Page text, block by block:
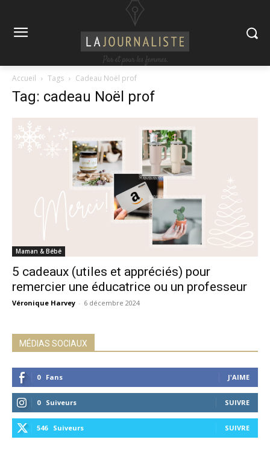
Accueil Tags Cadeau Noël prof
Tag: cadeau Noël prof
Maman & Bébé
5 cadeaux (utiles et appréciés) pour
remercier une éducatrice ou un professeur
Véronique Harvey - 6 décembre 2024
MÉDIAS SOCIAUX
0 Fans J'AIME
0 Suiveurs SUIVRE
546 Suiveurs SUIVRE